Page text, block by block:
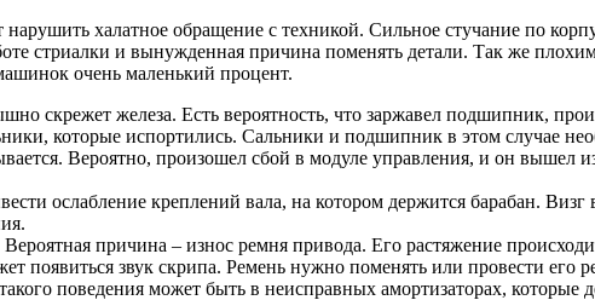
халатное обращение с техникой. Сильное стучание по
стриалки и вынужденная причина поменять детали. Так же
очень маленький процент.
скрежет железа. Есть вероятность, что заржавел подшипник,
которые испортились. Сальники и подшипник в этом случае
Вероятно, произошел сбой в модуле управления, и он вышел
ослабление креплений вала, на котором держится барабан. Визг
причина – износ ремня привода. Его растяжение
появиться звук скрипа. Ремень нужно поменять или провести его
поведения может быть в неисправных амортизаторах, которые